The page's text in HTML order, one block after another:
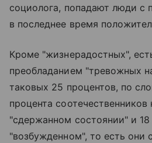
социолога, попадают люди с
в последнее время
Кроме "жизнерадостных",
преобладанием "тревожных
таковых 25 процентов, по
процента соотечественников
"сдержанном состоянии" и
"возбужденном", то есть они